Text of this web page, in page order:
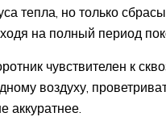
тепла, но только
на полный период
чувствителен к
воздуху,
аккуратнее.